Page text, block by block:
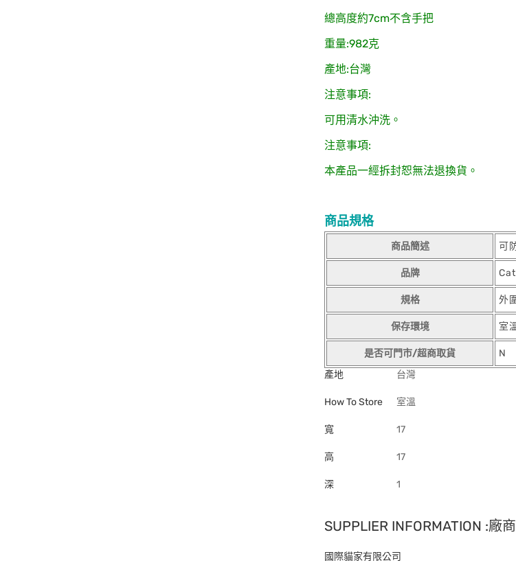
總高度約7cm不含手把
重量:982克
產地:台灣
注意事項:
可用清水沖洗。
注意事項:
本產品一經拆封恕無法退換貨。
商品規格
商品簡述 可
品牌
規格 外
保存環境 室
是否可門市/超商取貨
N
產地
台灣
How To Store 室溫
寬 17
高 17
深 1
SUPPLIER INFORMATION :廠
國際貓家有限公司